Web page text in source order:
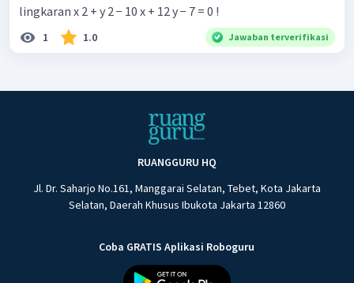
lingkaran x 2 + y 2 − 10 x + 12 y − 7 = 0 !
1 1.0 Jawaban terverifikasi
RUANGGURU HQ
Jl. Dr. Saharjo No.161, Manggarai Selatan, Tebet, Kota Jakarta
Selatan, Daerah Khusus Ibukota Jakarta 12860
Coba GRATIS Aplikasi Roboguru